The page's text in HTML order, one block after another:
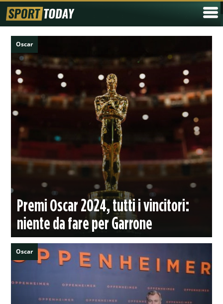
Oscar
Premi Oscar 2024, tutti i vincitori:
niente da fare per Garrone
Oscar